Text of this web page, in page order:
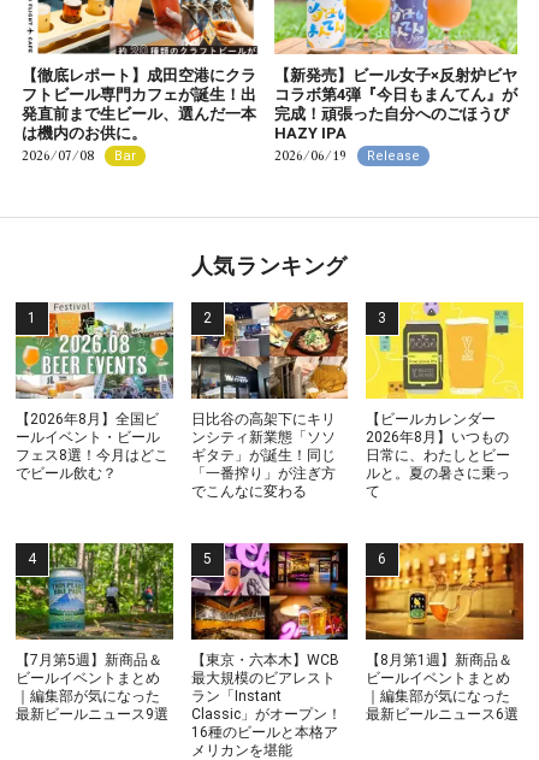
【徹底レポート】成田空港にクラ
フトビール専門カフェが誕生！出
発直前まで生ビール、選んだ一本
は機内のお供に。
2026/07/08 Bar
【新発売】ビール女子×反射炉ビヤ
コラボ第4弾『今日もまんてん』が
完成！頑張った自分へのごほうび
HAZY IPA
2026/06/19 Release
人気ランキング
【2026年8月】全国ビ
ールイベント・ビール
フェス8選！今月はどこ
でビール飲む？
日比谷の高架下にキリ
ンシティ新業態「ソソ
ギタテ」が誕生！同じ
「一番搾り」が注ぎ方
でこんなに変わる
【ビールカレンダー
2026年8月】いつもの
日常に、わたしとビー
ルと。夏の暑さに乗っ
て
【7月第5週】新商品＆
ビールイベントまとめ
｜編集部が気になった
最新ビールニュース9選
【東京・六本木】WCB
最大規模のビアレスト
ラン「Instant
Classic」がオープン！
16種のビールと本格ア
メリカンを堪能
【8月第1週】新商品＆
ビールイベントまとめ
｜編集部が気になった
最新ビールニュース6選